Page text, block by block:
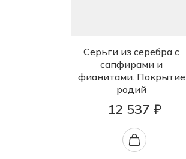
Серьги из серебра с
сапфирами и
фианитами. Покрытие
родий
12 537 ₽